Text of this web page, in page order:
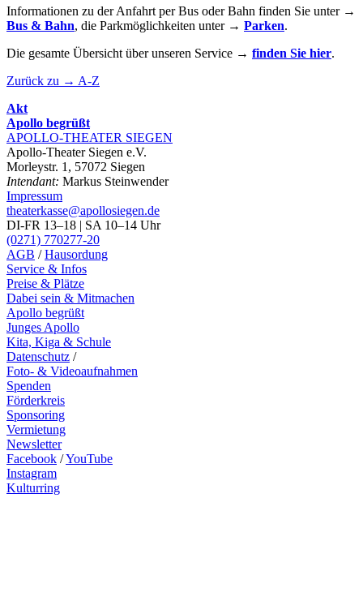
Informationen zu der Anfahrt per Bus oder Bahn finden Sie unter →
Bus & Bahn, die Parkmöglichkeiten unter → Parken.
Die gesamte Übersicht über unseren Service → finden Sie hier.
Zurück zu → A-Z
Akt
Apollo begrüßt
APOLLO-THEATER SIEGEN
Apollo-Theater Siegen e.V.
Morleystr. 1, 57072 Siegen
Intendant: Markus Steinwender
Impressum
theaterkasse@apollosiegen.de
DI-FR 13–18 | SA 10–14 Uhr
(0271) 770277-20
AGB /Hausordung
Service & Infos
Preise & Plätze
Dabei sein & Mitmachen
Apollo begrüßt
Junges Apollo
Kita, Kiga & Schule
Datenschutz /
Foto- & Videoaufnahmen
Spenden
Förderkreis
Sponsoring
Vermietung
Newsletter
Facebook /YouTube
Instagram
Kulturring